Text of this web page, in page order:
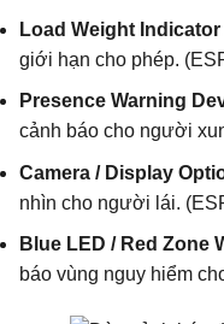
Load Weight
giới hạn cho phép.
Presence Warning
cảnh báo cho người
Camera / Display
nhìn cho người lái.
Blue LED / Red Zone
báo vùng nguy hiểm